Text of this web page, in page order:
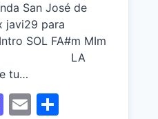
San José de
javi29 para
SOL FA#m MIm
LA
tu…
Mastodon
Email